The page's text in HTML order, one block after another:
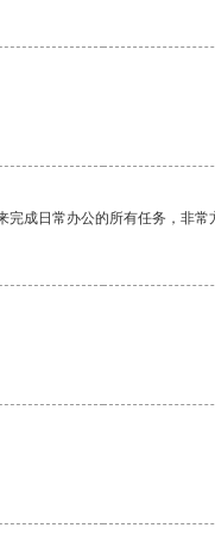
成日常办公的所有任务，非常